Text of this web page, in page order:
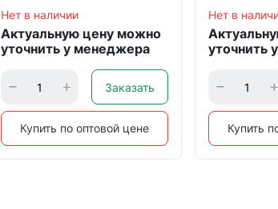
Нет в наличии
Актуальную цену можно
уточнить у менеджера
Заказать
Купить по оптовой цене
Нет в
уточнить
Купить